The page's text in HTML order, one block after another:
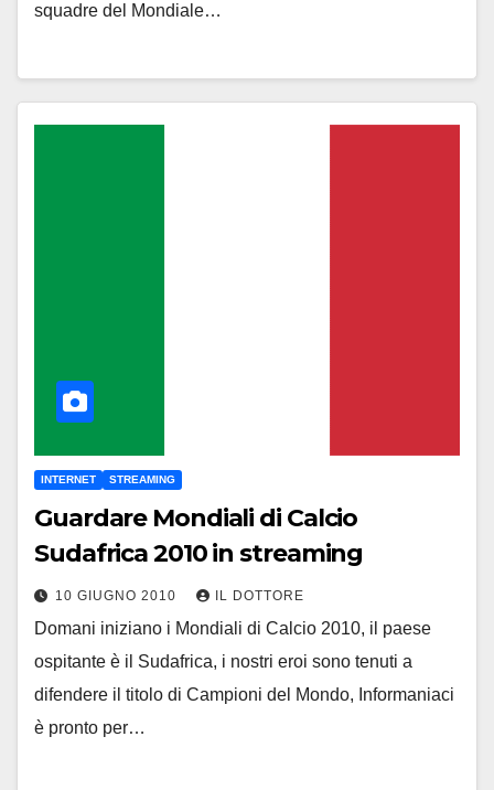
squadre del Mondiale…
INTERNET STREAMING
Guardare Mondiali di Calcio
Sudafrica 2010 in streaming
10 GIUGNO 2010 IL DOTTORE
Domani iniziano i Mondiali di Calcio 2010, il paese
ospitante è il Sudafrica, i nostri eroi sono tenuti a
difendere il titolo di Campioni del Mondo, Informaniaci
è pronto per…